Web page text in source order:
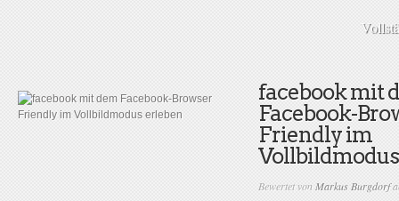
facebook mit
Facebook-
Friendly im
Bewertet von Markus Burgdorf